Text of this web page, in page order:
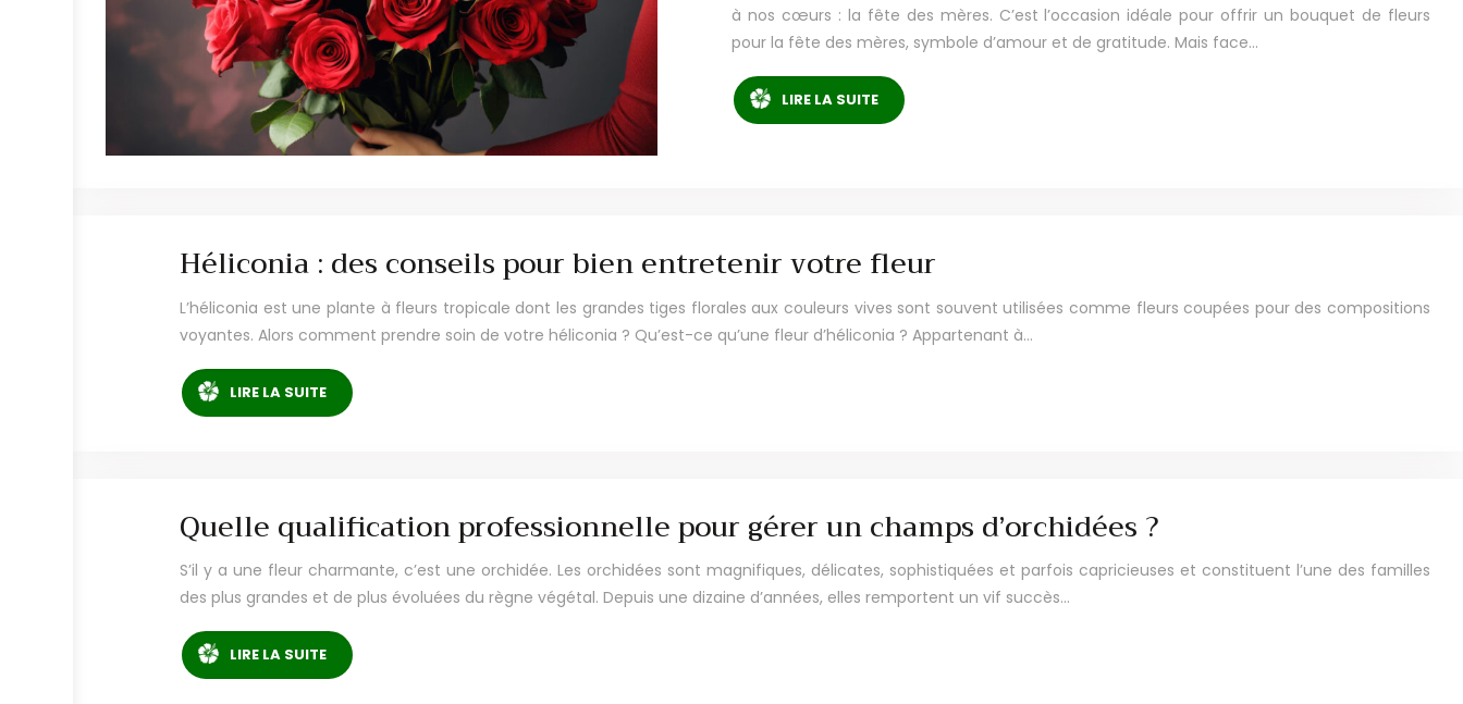
à nos cœurs : la fête des mères. C’est l’occasion idéale pour offrir un bouquet de fleurs
pour la fête des mères, symbole d’amour et de gratitude. Mais face…
LIRE LA SUITE
Héliconia : des conseils pour bien entretenir votre fleur
L’héliconia est une plante à fleurs tropicale dont les grandes tiges florales aux couleurs vives sont souvent utilisées comme fleurs coupées pour des compositions
voyantes. Alors comment prendre soin de votre héliconia ? Qu’est-ce qu’une fleur d’héliconia ? Appartenant à…
LIRE LA SUITE
Quelle qualification professionnelle pour gérer un champs d’orchidées ?
S’il y a une fleur charmante, c’est une orchidée. Les orchidées sont magnifiques, délicates, sophistiquées et parfois capricieuses et constituent l’une des familles
des plus grandes et de plus évoluées du règne végétal. Depuis une dizaine d’années, elles remportent un vif succès…
LIRE LA SUITE